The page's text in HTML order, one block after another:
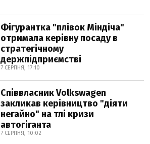
Фігурантка "плівок Міндіча"
отримала керівну посаду в
стратегічному
держпідприємстві
7 СЕРПНЯ, 17:10
Співвласник Volkswagen
закликав керівництво "діяти
негайно" на тлі кризи
автогіганта
7 СЕРПНЯ, 10:02